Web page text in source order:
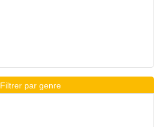
Filtrer par genre